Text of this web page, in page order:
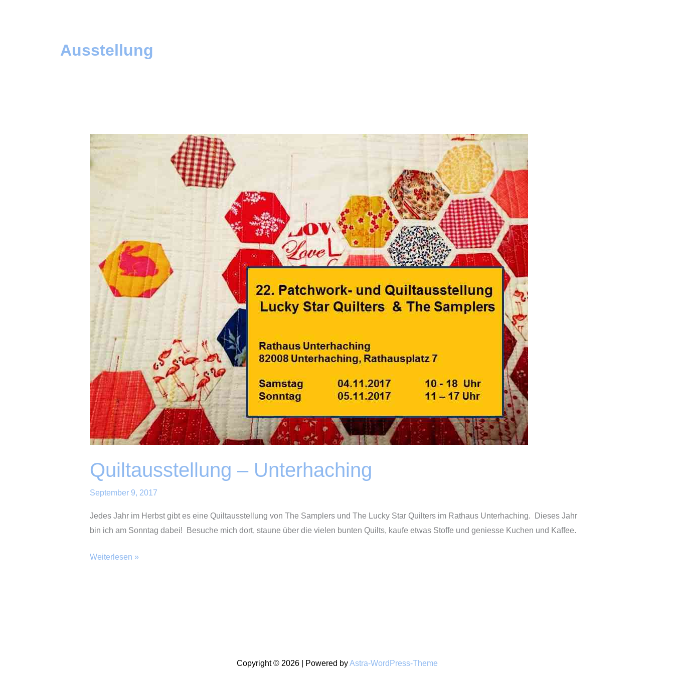
Ausstellung
Quiltausstellung – Unterhaching
September 9, 2017
Jedes Jahr im Herbst gibt es eine Quiltausstellung von The Samplers und The Lucky Star Quilters im Rathaus Unterhaching. Dieses Jahr
bin ich am Sonntag dabei! Besuche mich dort, staune über die vielen bunten Quilts, kaufe etwas Stoffe und geniesse Kuchen und Kaffee.
Quiltausstellung
Weiterlesen »
Copyright © 2026 | Powered byAstra-WordPress-Theme